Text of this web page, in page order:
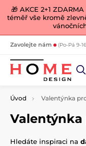
🎁 AKCE 2+1
téměř vše kromě
Zavolejte nám (Po-Pá 9-
Úvod Valentýnka
Valentýnka
Hledáte inspiraci na